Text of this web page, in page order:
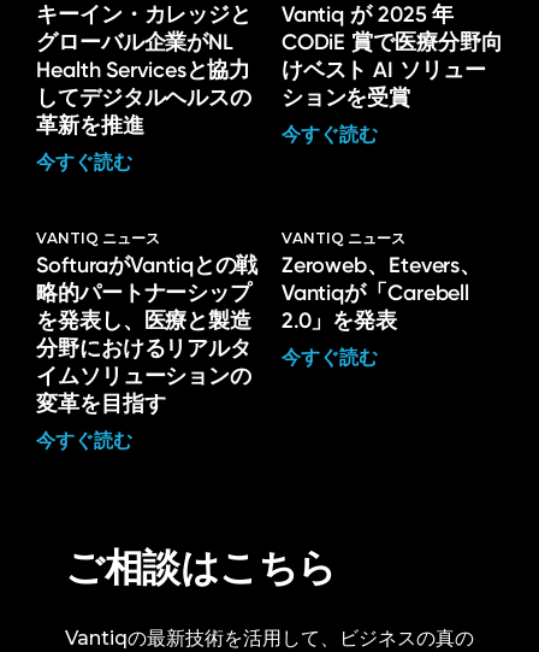
キーイン・カレッジと
グローバル企業がNL
Health Servicesと協力
してデジタルヘルスの
革新を推進
今すぐ読む
Vantiq が 2025 年
CODiE 賞で医療分野向
けベスト AI ソリュー
ションを受賞
今すぐ読む
VANTIQ ニュース
SofturaがVantiqとの戦
略的パートナーシップ
を発表し、医療と製造
分野におけるリアルタ
イムソリューションの
変革を目指す
今すぐ読む
VANTIQ ニュース
Zeroweb、Etevers、
Vantiqが「Carebell
2.0」を発表
今すぐ読む
ご相談はこちら
Vantiqの最新技術を活用して、ビジネスの真の